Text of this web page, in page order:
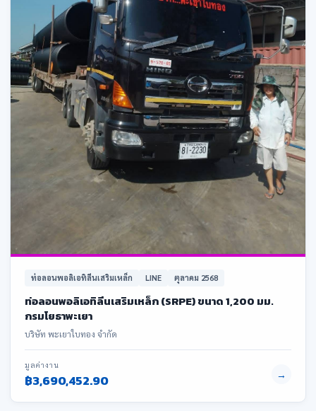
ท่อลอนพอลิเอทิลีนเสริมเหล็ก LINE ตุลาคม 2568
ท่อลอนพอลิเอทิลีนเสริมเหล็ก (SRPE) ขนาด 1,200 มม.
กรมโยธาพะเยา
บริษัท พะเยาใบทอง จำกัด
มูลค่างาน
฿3,690,452.90 →